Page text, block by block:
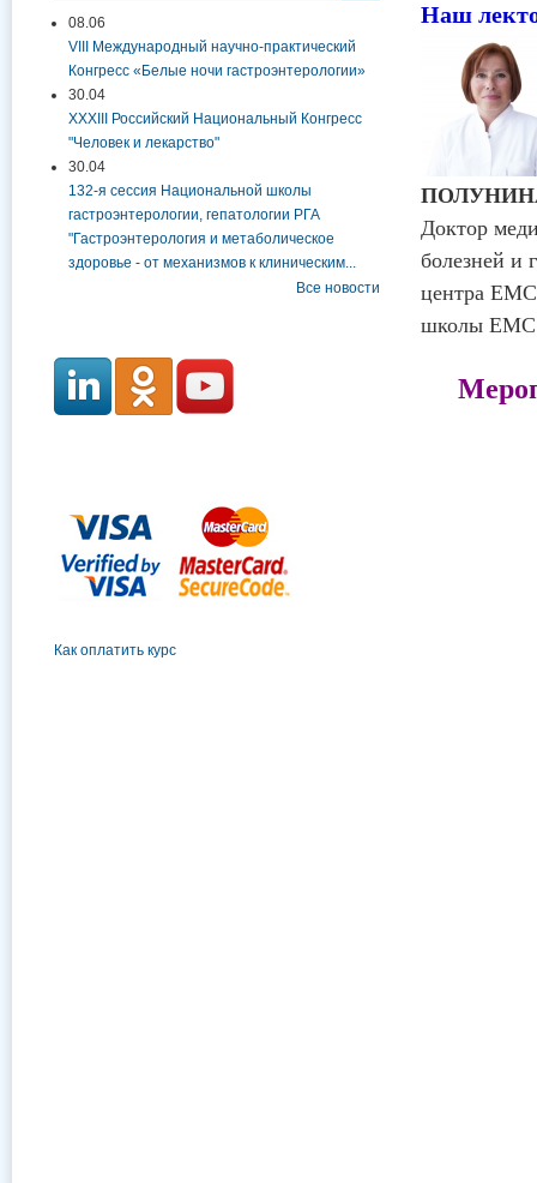
08.06
VIII Международный научно-практический
Конгресс «Белые ночи гастроэнтерологии»
30.04
XXXIII Российский Национальный Конгресс
"Человек и лекарство"
30.04
132-я сессия Национальной школы
гастроэнтерологии, гепатологии РГА
"Гастроэнтерология и метаболическое
здоровье - от механизмов к клиническим...
Все новости
Как оплатить курс
Наш
Доктор
болезней и
центра
школы ЕМ